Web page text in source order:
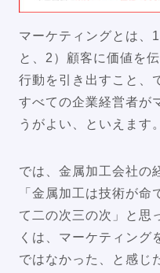
マーケティングとは、
と、2）顧客に価値を
行動を引き出すこと、
すべての企業経営者が
うがよい、といえます。
では、金属加工会社の
「金属加工は技術が
て二の次三の次」と思
くは、マーケティング
ではなかった、と感じ